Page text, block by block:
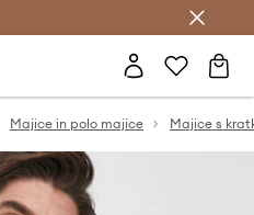
Majice in polo majice Majice s